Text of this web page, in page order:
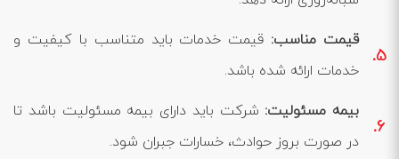
قیمت مناسب: قیمت خدمات باید متناسب با کیفیت و
خدمات ارائه شده باشد.
بیمه مسئولیت: شرکت باید دارای بیمه مسئولیت باشد تا
در صورت بروز حوادث، خسارات جبران شود.